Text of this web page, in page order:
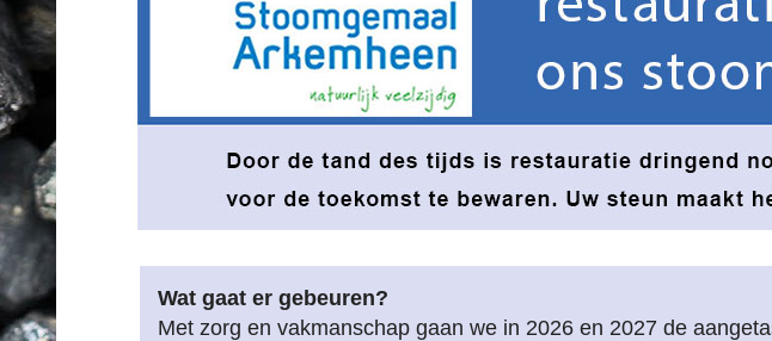
Wat gaat er gebeuren?
Met zorg en vakmanschap gaan we in 2026 en 2027 de